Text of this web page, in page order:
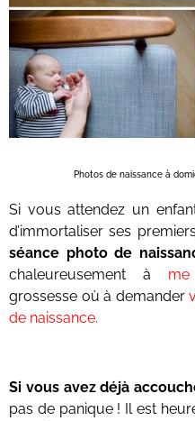
Photos de naissance à
Si vous attendez un
d’immortaliser ses
séance photo de
chaleureusement à
grossesse où à demander
de naissance.
Si vous avez déjà
pas de panique ! Il est